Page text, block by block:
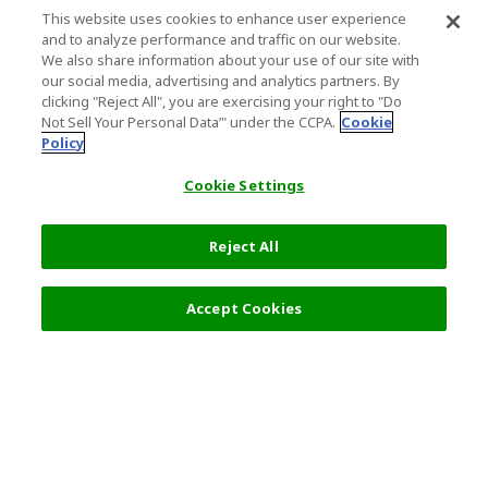
This website uses cookies to enhance user experience
and to analyze performance and traffic on our website.
We also share information about your use of our site with
our social media, advertising and analytics partners. By
clicking "Reject All", you are exercising your right to "Do
Not Sell Your Personal Data’" under the CCPA. Cookie
Policy
Cookie Settings
Reject All
Accept Cookies